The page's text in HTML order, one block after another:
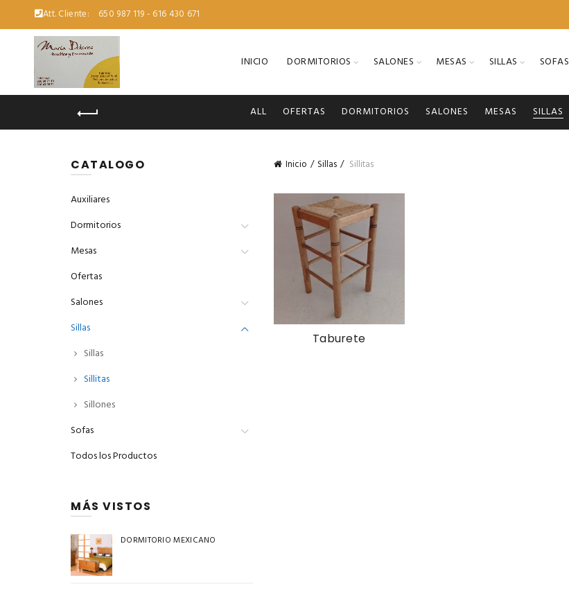
Att. Cliente: 650 987 119 - 616 430 671
INICIO DORMITORIOS SALONES MESAS SILLAS SOFAS
ALL OFERTAS DORMITORIOS SALONES MESAS SILLAS
Inicio Sillas Sillitas
Taburete
CATALOGO
Auxiliares
Dormitorios
Mesas
Ofertas
Salones
Sillas
Sillas
Sillitas
Sillones
Sofas
Todos los Productos
MÁS VISTOS
DORMITORIO MEXICANO